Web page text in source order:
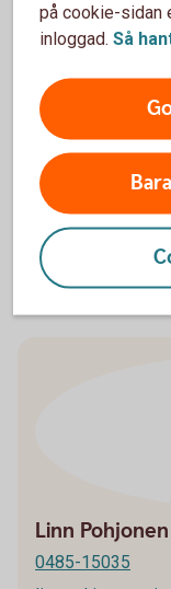
Helena
0485-15015
Linn
0485-15035
på cookie-sidan
inloggad. Så